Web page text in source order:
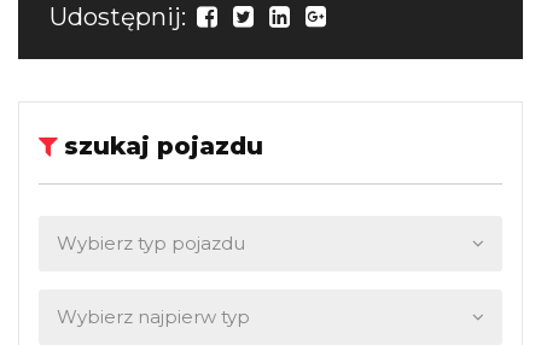
Udostępnij:
szukaj pojazdu